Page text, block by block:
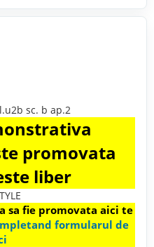
sc. b ap.2
promovata
liber
sa fie promovata aici te
formularul de